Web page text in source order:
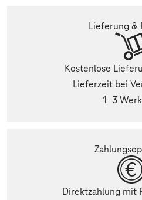
Lieferung &
Kostenlose
Lieferzeit bei
1-3
Direktzahlung mit